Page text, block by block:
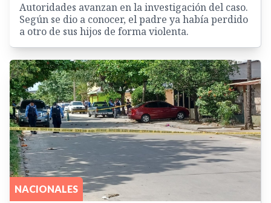
Autoridades avanzan en la investigación del caso.
Según se dio a conocer, el padre ya había perdido
a otro de sus hijos de forma violenta.
NACIONALES